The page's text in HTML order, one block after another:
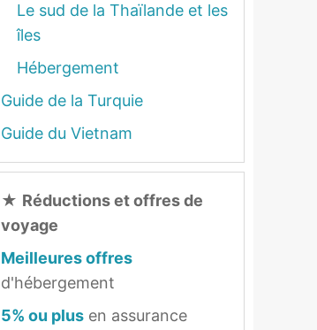
Le sud de la Thaïlande et les
îles
Hébergement
Guide de la Turquie
Guide du Vietnam
★ Réductions et offres de
voyage
Meilleures offres
d'hébergement
5% ou plus en assurance